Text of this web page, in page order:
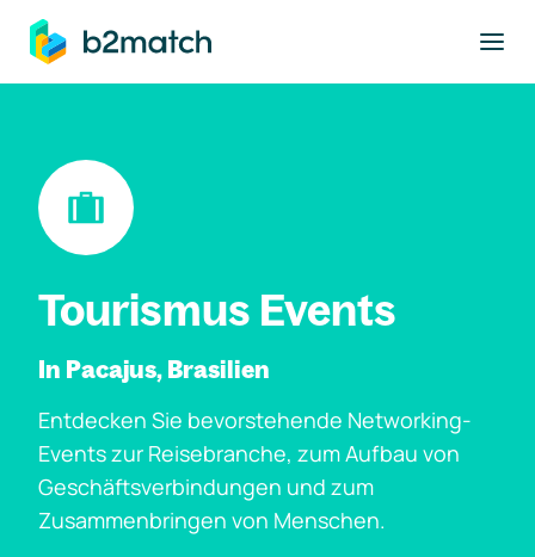
springen
Tourismus Events
In Pacajus, Brasilien
Entdecken Sie bevorstehende Networking-
Events zur Reisebranche, zum Aufbau von
Geschäftsverbindungen und zum
Zusammenbringen von Menschen.